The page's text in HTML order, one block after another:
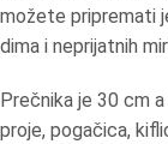
možete pripremati
dima i neprijatnih
Prečnika je 30 cm
proje, pogačica,